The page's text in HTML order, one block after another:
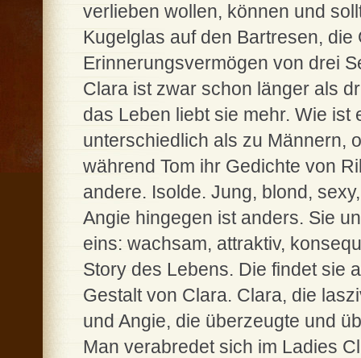
verlieben wollen, können und
Kugelglas auf den Bartresen, die
Erinnerungsvermögen von drei
Clara ist zwar schon länger als
das Leben liebt sie mehr. Wie
unterschiedlich als zu Männern,
während Tom ihr Gedichte von
andere. Isolde. Jung, blond,
Angie hingegen ist anders. Sie
eins: wachsam, attraktiv,
Story des Lebens. Die findet sie
Gestalt von Clara. Clara, die
und Angie, die überzeugte und
Man verabredet sich im Ladies